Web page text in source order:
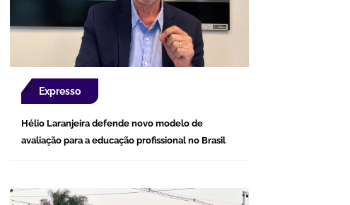
Expresso
Hélio Laranjeira defende novo modelo de
avaliação para a educação profissional no Brasil